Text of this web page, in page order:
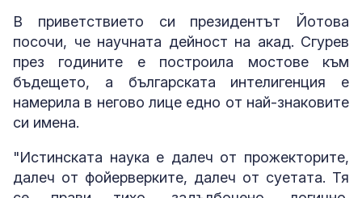
В приветствието си президентът Йотова
посочи, че научната дейност на акад. Сгурев
през годините е построила мостове към
бъдещето, а българската интелигенция е
намерила в негово лице едно от най-знаковите
си имена.
"Истинската наука е далеч от прожекторите,
далеч от фойерверките, далеч от суетата. Тя